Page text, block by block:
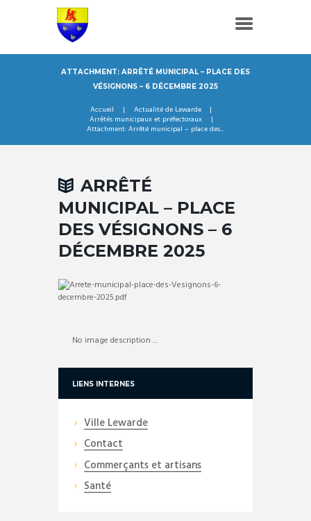
ATTACHMENT: ARRÊTÉ MUNICIPAL – PLACE DES
VÉSIGNONS – 6 DÉCEMBRE 2025
Accueil
Actualité de Lewarde
Arrêtés municipaux et préfectoraux
Attachment: Arrêté municipal – place des...
ARRÊTÉ
MUNICIPAL – PLACE
DES VÉSIGNONS – 6
DÉCEMBRE 2025
No image description ...
LIENS INTERNES
Ville Lewarde
Contact
Commerçants et artisans
Santé